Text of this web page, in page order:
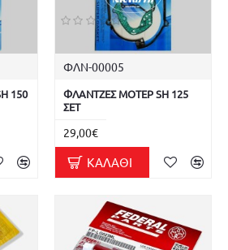
150
ΦΛΝ-00005
ΦΛΑΝΤΖΕΣ ΜΟΤΕΡ SH 125
ΣΕΤ
29,00€
ΚΑΛΆΘΙ